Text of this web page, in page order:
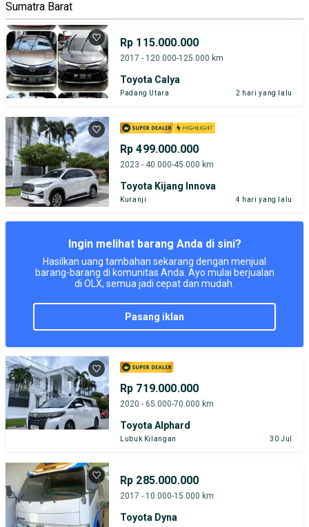
Sumatra Barat
Rp 115.000.000
2017 - 120.000-125.000 km
Toyota Calya
Padang Utara 2 hari yang lalu
Rp 499.000.000
2023 - 40.000-45.000 km
Toyota Kijang Innova
Kuranji 4 hari yang lalu
Ingin melihat barang Anda di sini?
Hasilkan uang tambahan sekarang dengan menjual
barang-barang di komunitas Anda. Ayo mulai berjualan
di OLX, semua jadi cepat dan mudah.
pasang iklan
Rp 719.000.000
2020 - 65.000-70.000 km
Toyota Alphard
Lubuk Kilangan 30 Jul
Rp 285.000.000
2017 - 10.000-15.000 km
Toyota Dyna